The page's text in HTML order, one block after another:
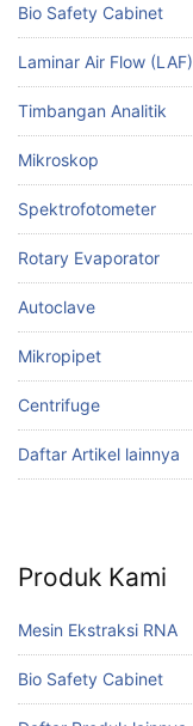
Bio Safety Cabinet
Laminar Air Flow (LAF)
Timbangan Analitik
Mikroskop
Spektrofotometer
Rotary Evaporator
Autoclave
Mikropipet
Centrifuge
Daftar Artikel lainnya
Produk Kami
Mesin Ekstraksi RNA
Bio Safety Cabinet